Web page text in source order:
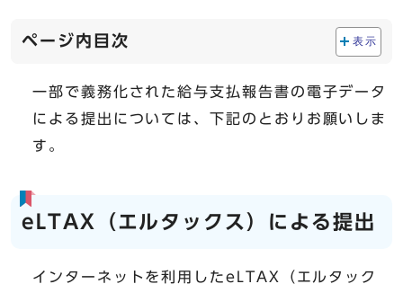
ページ内目次 表示
一部で義務化された給与支払報告書の電子データ
による提出については、下記のとおりお願いしま
す。
eLTAX（エルタックス）による提出
インターネットを利用したeLTAX（エルタック